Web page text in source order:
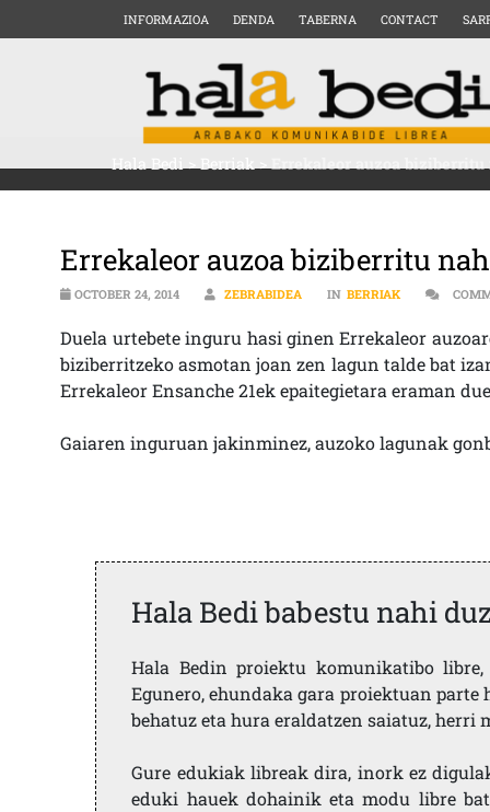
INFORMAZIOA DENDA TABERNA CONTACT
Hala Bedi>Berriak>Errekaleor auzoa
Errekaleor auzoa biziberritu
OCTOBER 24, 2014 ZEBRABIDEA IN BERRIAK
Duela urtebete inguru hasi ginen Errekaleor
biziberritzeko asmotan joan zen lagun talde bat
Errekaleor Ensanche 21ek epaitegietara eraman
Gaiaren inguruan jakinminez, auzoko lagunak
Hala Bedi babestu nahi
Hala Bedin proiektu komunikatibo
Egunero, ehundaka gara proiektuan
behatuz eta hura eraldatzen saiatuz, herri
Gure edukiak libreak dira, inork ez
eduki hauek dohainik eta modu libre